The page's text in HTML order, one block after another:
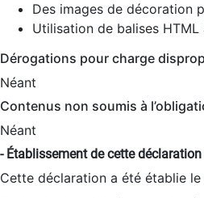
Des images de décoration
Utilisation de balises
Dérogations pour charge
Néant
Contenus non soumis à
Néant
- Établissement de cette
Cette déclaration a été établie